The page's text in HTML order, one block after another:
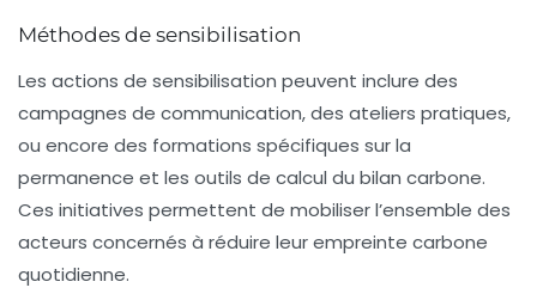
Méthodes de sensibilisation
Les actions de sensibilisation peuvent inclure des
campagnes de communication, des ateliers pratiques,
ou encore des formations spécifiques sur la
permanence et les outils de calcul du bilan carbone.
Ces initiatives permettent de mobiliser l’ensemble des
acteurs concernés à réduire leur empreinte carbone
quotidienne.